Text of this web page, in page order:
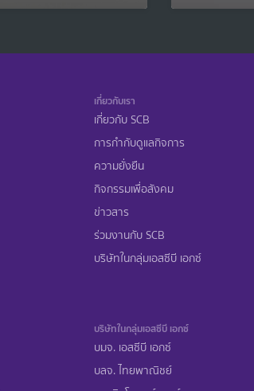
เกี่ยวกับเรา
เกี่ยวกับ SCB
การกำกับดูแลกิจการ
ความยั่งยืน
กิจกรรมเพื่อสังคม
ข่าวสาร
ร่วมงานกับ SCB
บริษัทในกลุ่มเอสซีบี เอกซ์
บริษัทในกลุ่มเอสซีบี เอกซ์
บมจ. เอสซีบี เอกซ์
บลจ. ไทยพาณิชย์